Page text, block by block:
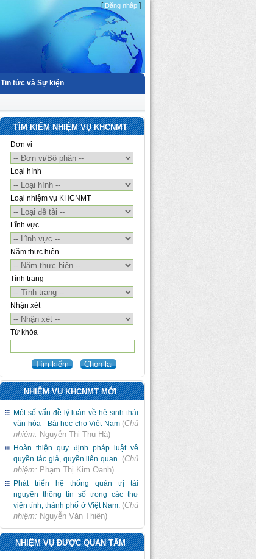
[Đăng nhập ]
Tin tức và Sự kiện
TÌM KIẾM NHIỆM VỤ KHCNMT
Đơn vị
Loại hình
Loại nhiệm vụ KHCNMT
Lĩnh vực
Năm thực hiện
Tình trạng
Nhận xét
Từ khóa
NHIỆM VỤ KHCNMT MỚI
Một số vấn đề lý luận về hệ sinh thái
văn hóa - Bài học cho Việt Nam (Chủ
nhiệm: Nguyễn Thị Thu Hà)
Hoàn thiện quy định pháp luật về
quyền tác giả, quyền liên quan. (Chủ
nhiệm: Phạm Thị Kim Oanh)
Phát triển hệ thống quản trị tài
nguyên thông tin số trong các thư
viện tỉnh, thành phố ở Việt Nam. (Chủ
nhiệm: Nguyễn Văn Thiên)
NHIỆM VỤ ĐƯỢC QUAN TÂM